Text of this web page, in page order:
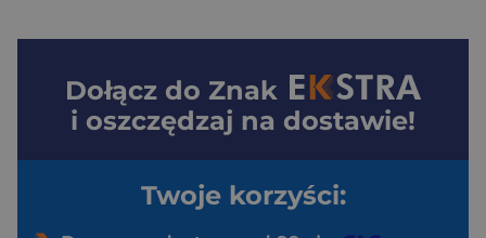
Dołącz do Znak
i oszczędzaj na dostawie!
Twoje korzyści: